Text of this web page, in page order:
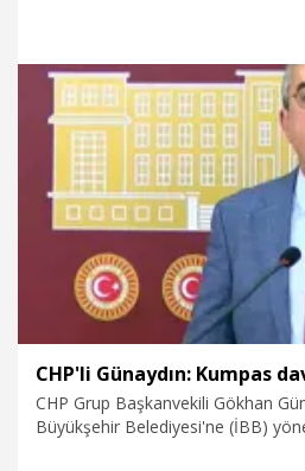
22.03.2026 Gündem
CHP Grup Başkanvekili Gökhan
Büyükşehir Belediyesi'ne (İBB)